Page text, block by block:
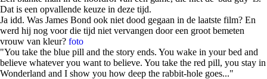
Dat is een opvallende keuze in deze tijd.
Ja idd. Was James Bond ook niet dood gegaan in de laatste film? En
werd hij nog voor die tijd niet vervangen door een groot bemeten
vrouw van kleur? foto
"You take the blue pill and the story ends. You wake in your bed and
believe whatever you want to believe. You take the red pill, you stay in
Wonderland and I show you how deep the rabbit-hole goes..."